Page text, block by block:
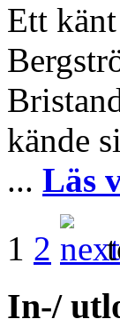
Ett
kände
... Läs
1 2
In-/